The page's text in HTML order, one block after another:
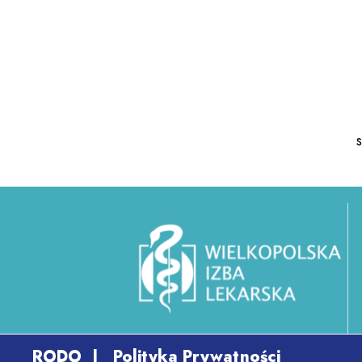
RODO | Polityka Prywatności